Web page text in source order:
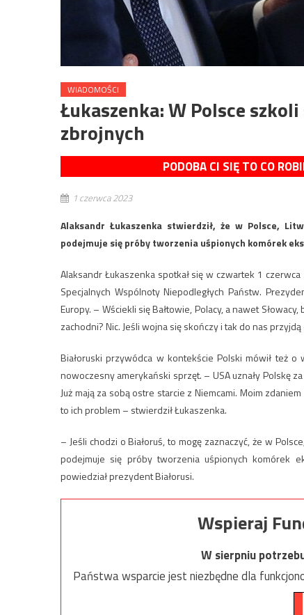
WIADOMOŚCI
Łukaszenka: W Polsce
zbrojnych
PODOBA CI SIĘ TO CO
1 czerwca 2023
Alaksandr Łukaszenka stwierdził, że w Polsce,
podejmuje się próby tworzenia uśpionych komórek
Alaksandr Łukaszenka spotkał się w czwartek 1
Specjalnych Wspólnoty Niepodległych Państw.
Europy. – Wściekli się Bałtowie, Polacy, a nawet
zachodni? Nic. Jeśli wojna się skończy i tak do nas
Białoruski przywódca w kontekście Polski mówił też
nowoczesny amerykański sprzęt. – USA uznały Polskę
Już mają za sobą ostre starcie z Niemcami. Moim
to ich problem – stwierdził Łukaszenka.
– Jeśli chodzi o Białoruś, to mogę zaznaczyć, że w
podejmuje się próby tworzenia uśpionych komórek
powiedział prezydent Białorusi.
Wspieraj
W sierpniu
Państwa wsparcie jest niezbędne dla